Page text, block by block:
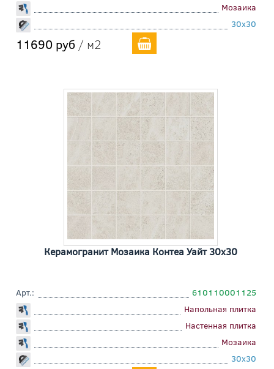
Мозаика
30x30
11690 руб / м2
Керамогранит Мозаика Контеа Уайт 30x30
Арт.:
610110001125
Напольная плитка
Настенная плитка
Мозаика
30x30